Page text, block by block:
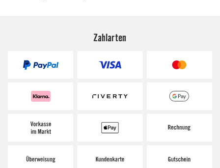
Zahlarten